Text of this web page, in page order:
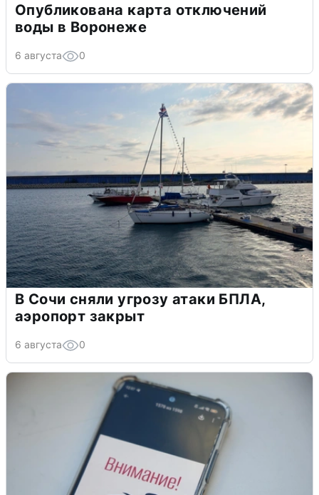
Опубликована карта отключений
воды в Воронеже
6 августа 0
В Сочи сняли угрозу атаки БПЛА,
аэропорт закрыт
6 августа 0